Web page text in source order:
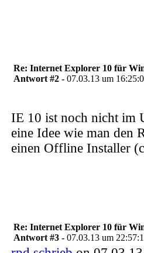
Re: Internet Explorer 10 für
Antwort #2 - 07.03.13 um
IE 10 ist noch nicht im
eine Idee wie man den
einen Offline Installer
Re: Internet Explorer 10 für
Antwort #3 - 07.03.13 um